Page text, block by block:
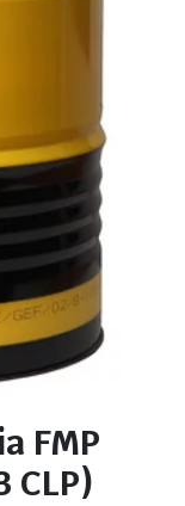
FMP
CLP)